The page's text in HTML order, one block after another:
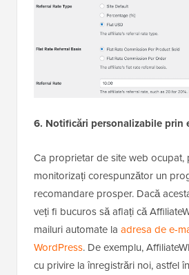
6. Notificări personalizabile prin
Ca proprietar de site web ocupat,
monitorizați corespunzător un
recomandare prosper. Dacă
veți fi bucuros să aflați că
mailuri automate la adresa de e-
WordPress. De exemplu,
cu privire la înregistrări noi, astfel